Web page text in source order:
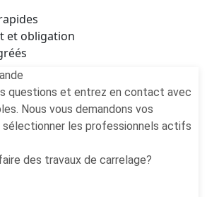
et obligation
questions et entrez en contact avec
Nous vous demandons vos
sélectionner les professionnels actifs
des travaux de carrelage?